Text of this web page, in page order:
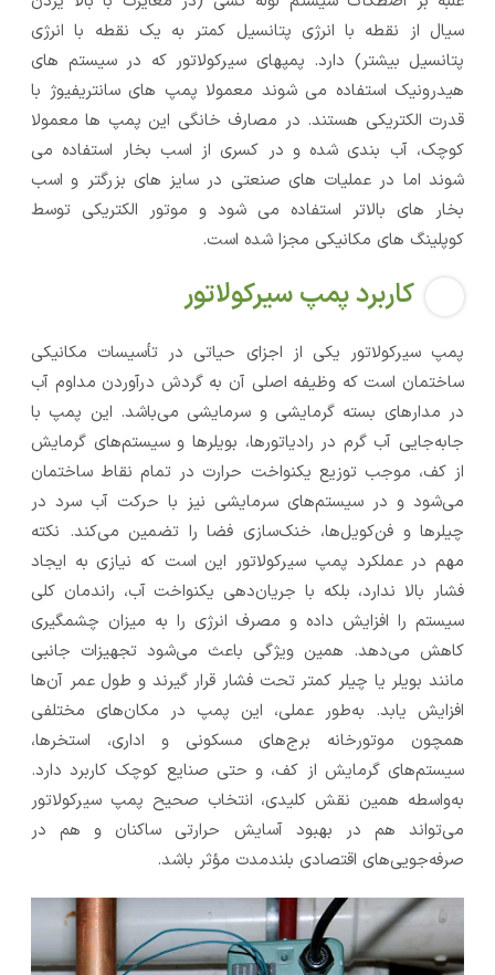
سیال از نقطه با انرژی پتانسیل کمتر به یک نقطه با انرژی
پتانسیل بیشتر) دارد. پمپهای سیرکولاتور که در سیستم های
هیدرونیک استفاده می شوند معمولا پمپ های سانتریفیوژ با
قدرت الکتریکی هستند. در مصارف خانگی این پمپ ها معمولا
کوچک، آب بندی شده و در کسری از اسب بخار استفاده می
شوند اما در عملیات های صنعتی در سایز های بزرگتر و اسب
بخار های بالاتر استفاده می شود و موتور الکتریکی توسط
کوپلینگ های مکانیکی مجزا شده است.
کاربرد پمپ سیرکولاتور
پمپ سیرکولاتور یکی از اجزای حیاتی در تأسیسات مکانیکی
ساختمان است که وظیفه اصلی آن به گردش درآوردن مداوم آب
در مدارهای بسته گرمایشی و سرمایشی می‌باشد. این پمپ با
جابه‌جایی آب گرم در رادیاتورها، بویلرها و سیستم‌های گرمایش
از کف، موجب توزیع یکنواخت حرارت در تمام نقاط ساختمان
می‌شود و در سیستم‌های سرمایشی نیز با حرکت آب سرد در
چیلرها و فن‌کویل‌ها، خنک‌سازی فضا را تضمین می‌کند. نکته
مهم در عملکرد پمپ سیرکولاتور این است که نیازی به ایجاد
فشار بالا ندارد، بلکه با جریان‌دهی یکنواخت آب، راندمان کلی
سیستم را افزایش داده و مصرف انرژی را به میزان چشمگیری
کاهش می‌دهد. همین ویژگی باعث می‌شود تجهیزات جانبی
مانند بویلر یا چیلر کمتر تحت فشار قرار گیرند و طول عمر آن‌ها
افزایش یابد. به‌طور عملی، این پمپ در مکان‌های مختلفی
همچون موتورخانه برج‌های مسکونی و اداری، استخرها،
سیستم‌های گرمایش از کف، و حتی صنایع کوچک کاربرد دارد.
به‌واسطه همین نقش کلیدی، انتخاب صحیح پمپ سیرکولاتور
می‌تواند هم در بهبود آسایش حرارتی ساکنان و هم در
صرفه‌جویی‌های اقتصادی بلندمدت مؤثر باشد.